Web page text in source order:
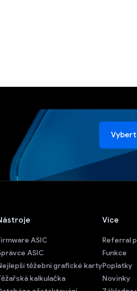
ASIC
ASIC
těžební grafické karty
kalkulačka
Více
Referral
Funkce
Poplatky
Novinky